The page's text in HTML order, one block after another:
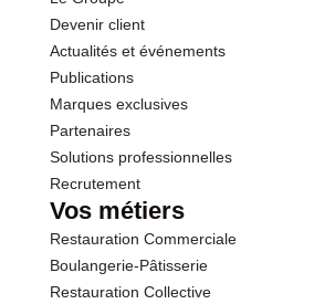
Devenir client
Actualités et événements
Publications
Marques exclusives
Partenaires
Solutions professionnelles
Recrutement
Vos métiers
Restauration Commerciale
Boulangerie-Pâtisserie
Restauration Collective